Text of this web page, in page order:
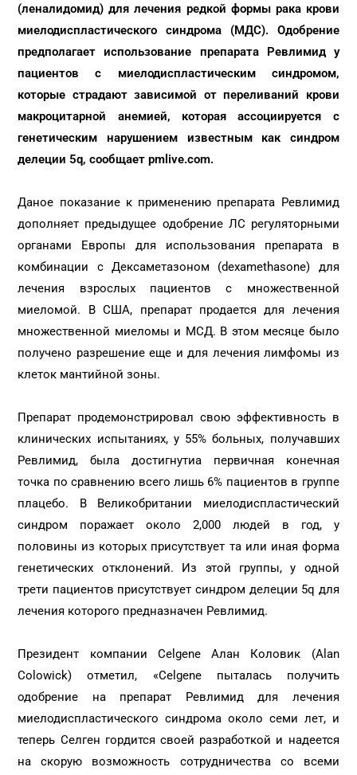
(леналидомид) для лечения редкой формы рака крови
миелодиспластического синдрома (МДС). Одобрение
предполагает использование препарата Ревлимид у
пациентов с миелодиспластическим синдромом,
которые страдают зависимой от переливаний крови
макроцитарной анемией, которая ассоциируется с
генетическим нарушением известным как синдром
делеции 5q, сообщает pmlive.com.
Даное показание к применению препарата Ревлимид
дополняет предыдущее одобрение ЛС регуляторными
органами Европы для использования препарата в
комбинации с Дексаметазоном (dexamethasone) для
лечения взрослых пациентов с множественной
миеломой. В США, препарат продается для лечения
множественной миеломы и МСД. В этом месяце было
получено разрешение еще и для лечения лимфомы из
клеток мантийной зоны.
Препарат продемонстрировал свою эффективность в
клинических испытаниях, у 55% больных, получавших
Ревлимид, была достигнутиа первичная конечная
точка по сравнению всего лишь 6% пациентов в группе
плацебо. В Великобритании миелодиспластический
синдром поражает около 2,000 людей в год, у
половины из которых присутствует та или иная форма
генетических отклонений. Из этой группы, у одной
трети пациентов присутствует синдром делеции 5q для
лечения которого предназначен Ревлимид.
Президент компании Celgene Алан Коловик (Alan
Colowick) отметил, «Celgene пыталась получить
одобрение на препарат Ревлимид для лечения
миелодиспластического синдрома около семи лет, и
теперь Селген гордится своей разработкой и надеется
на скорую возможность сотрудничества со всеми